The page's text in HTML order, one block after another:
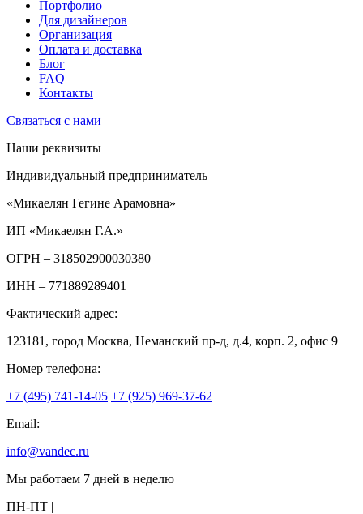
Портфолио
Для дизайнеров
Организация
Оплата и доставка
Блог
FAQ
Контакты
Связаться с нами
Наши реквизиты
Индивидуальный предприниматель
«Микаелян Гегине Арамовна»
ИП «Микаелян Г.А.»
ОГРН – 318502900030380
ИНН – 771889289401
Фактический адрес:
123181, город Москва, Неманский пр-д, д.4, корп. 2, офис 9
Номер телефона:
+7 (495) 741-14-05 +7 (925) 969-37-62
Email:
info@vandec.ru
Мы работаем 7 дней в неделю
ПН-ПТ |